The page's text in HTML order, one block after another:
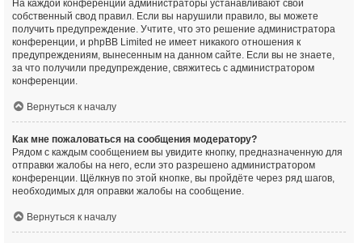
На каждой конференции администраторы устанавливают свой
собственный свод правил. Если вы нарушили правило, вы можете
получить предупреждение. Учтите, что это решение администратора
конференции, и phpBB Limited не имеет никакого отношения к
предупреждениям, вынесенным на данном сайте. Если вы не знаете,
за что получили предупреждение, свяжитесь с администратором
конференции.
Вернуться к началу
Как мне пожаловаться на сообщения модератору?
Рядом с каждым сообщением вы увидите кнопку, предназначенную для
отправки жалобы на него, если это разрешено администратором
конференции. Щёлкнув по этой кнопке, вы пройдёте через ряд шагов,
необходимых для оправки жалобы на сообщение.
Вернуться к началу